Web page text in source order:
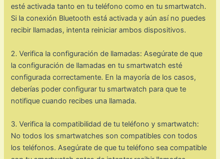
esté activada tanto en tu teléfono como en tu smartwatch.
Si la conexión Bluetooth está activada y aún así no puedes
recibir llamadas, intenta reiniciar ambos dispositivos.
2. Verifica la configuración de llamadas: Asegúrate de que
la configuración de llamadas en tu smartwatch esté
configurada correctamente. En la mayoría de los casos,
deberías poder configurar tu smartwatch para que te
notifique cuando recibes una llamada.
3. Verifica la compatibilidad de tu teléfono y smartwatch:
No todos los smartwatches son compatibles con todos
los teléfonos. Asegúrate de que tu teléfono sea compatible